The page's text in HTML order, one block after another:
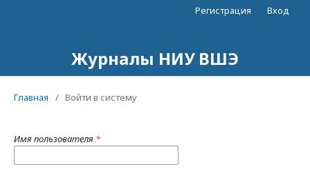
Журналы НИУ ВШЭ
Регистрация Вход
Главная / Войти в систему
Имя пользователя *